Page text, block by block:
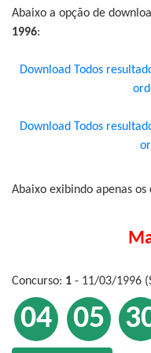
Abaixo a opção de
1996:
Download Todos
Download Todos
Abaixo exibindo apenas
Concurso: 1 - 11/03/1996
04 05